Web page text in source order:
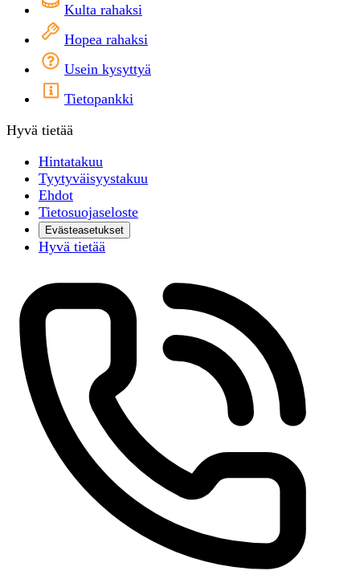
Kulta rahaksi
Hopea rahaksi
Usein kysyttyä
Tietopankki
Hyvä tietää
Hintatakuu
Tyytyväisyystakuu
Ehdot
Tietosuojaseloste
Evästeasetukset
Hyvä tietää